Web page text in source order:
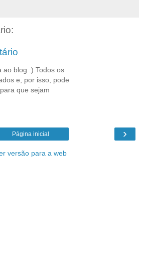
ao blog :) Todos os
e, por isso, pode
que sejam
›
Página inicial
versão para a web